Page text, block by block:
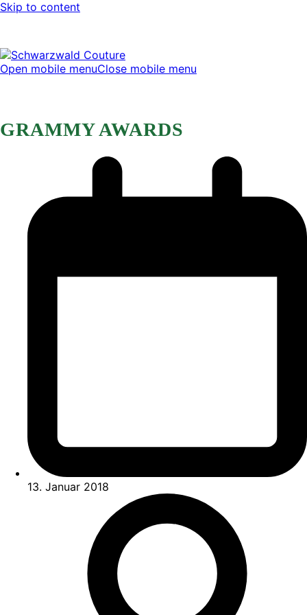
Skip to content
Open mobile menuClose mobile menu
GRAMMY AWARDS
13. Januar 2018